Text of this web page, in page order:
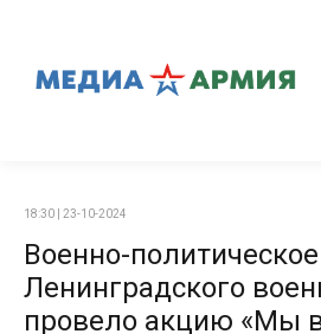
18:30 | 23-10-2024
Военно-
Ленинградского
провело акцию «Мы